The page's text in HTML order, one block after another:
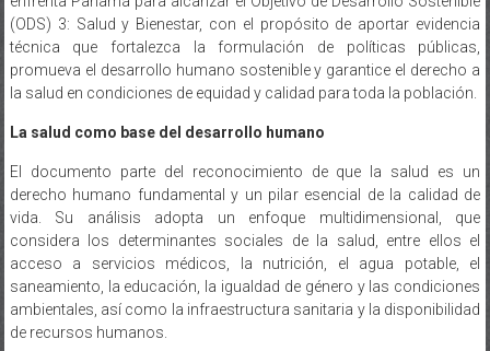
(ODS) 3: Salud y Bienestar, con el propósito de aportar evidencia
técnica que fortalezca la formulación de políticas públicas,
promueva el desarrollo humano sostenible y garantice el derecho a
la salud en condiciones de equidad y calidad para toda la población.
La salud como base del desarrollo humano
El documento parte del reconocimiento de que la salud es un
derecho humano fundamental y un pilar esencial de la calidad de
vida. Su análisis adopta un enfoque multidimensional, que
considera los determinantes sociales de la salud, entre ellos el
acceso a servicios médicos, la nutrición, el agua potable, el
saneamiento, la educación, la igualdad de género y las condiciones
ambientales, así como la infraestructura sanitaria y la disponibilidad
de recursos humanos.